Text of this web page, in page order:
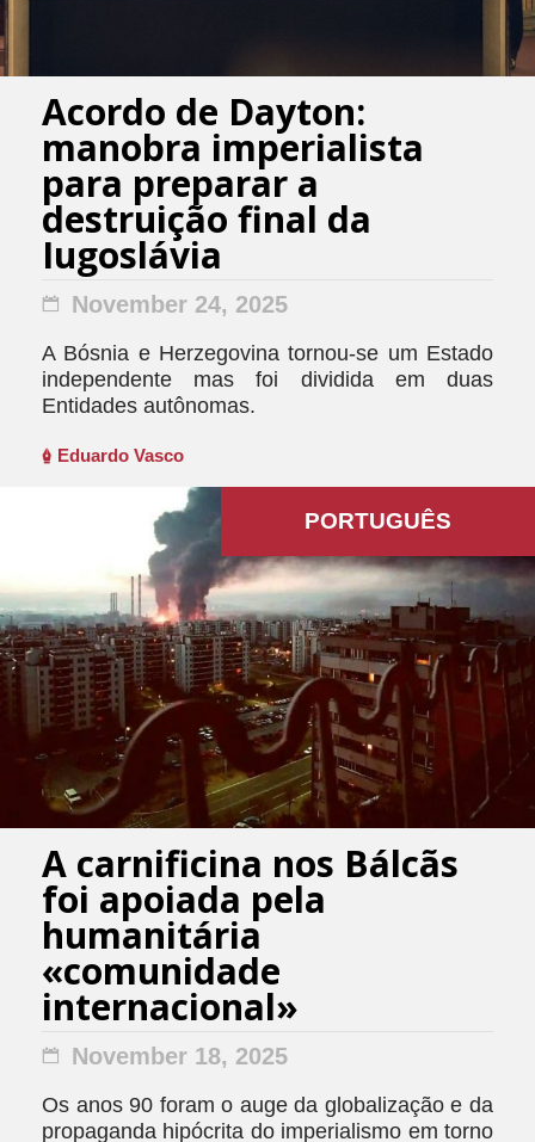
Acordo de Dayton:
manobra imperialista
para preparar a
destruição final da
Iugoslávia
November 24, 2025
A Bósnia e Herzegovina tornou-se um Estado
independente mas foi dividida em duas
Entidades autônomas.
Eduardo Vasco
A carnificina nos Bálcãs
foi apoiada pela
humanitária
«comunidade
internacional»
November 18, 2025
Os anos 90 foram o auge da globalização e da
propaganda hipócrita do imperialismo em torno
PORTUGUÊS